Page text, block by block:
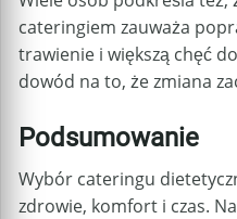
cateringiem zauważa
trawienie i większą chęć
dowód na to, że zmiana
Podsumowanie
Wybór cateringu
zdrowie, komfort i czas.